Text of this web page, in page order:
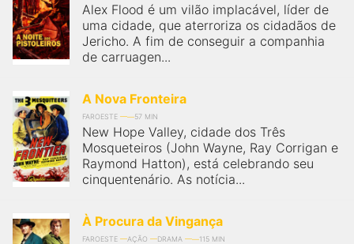
Alex Flood é um vilão implacável, líder de
uma cidade, que aterroriza os cidadãos de
Jericho. A fim de conseguir a companhia
de carruagen...
A Nova Fronteira
FAROESTE 57 MIN
New Hope Valley, cidade dos Três
Mosqueteiros (John Wayne, Ray Corrigan e
Raymond Hatton), está celebrando seu
cinquentenário. As notícia...
À Procura da Vingança
FAROESTE AÇÃO DRAMA 115 MIN